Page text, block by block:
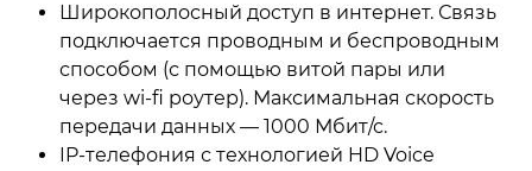
Широкополосный доступ в интернет. Связь
подключается проводным и беспроводным
способом (с помощью витой пары или
через wi-fi роутер). Максимальная скорость
передачи данных — 1000 Мбит/с.
IP-телефония с технологией HD Voice